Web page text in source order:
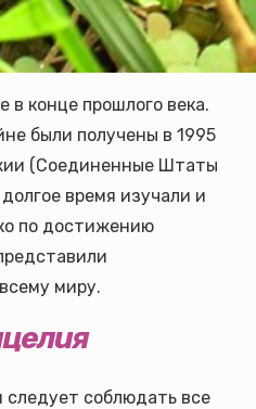
в конце прошлого века.
были получены в 1995
(Соединенные Штаты
время изучали и
по достижению
миру.
следует соблюдать все